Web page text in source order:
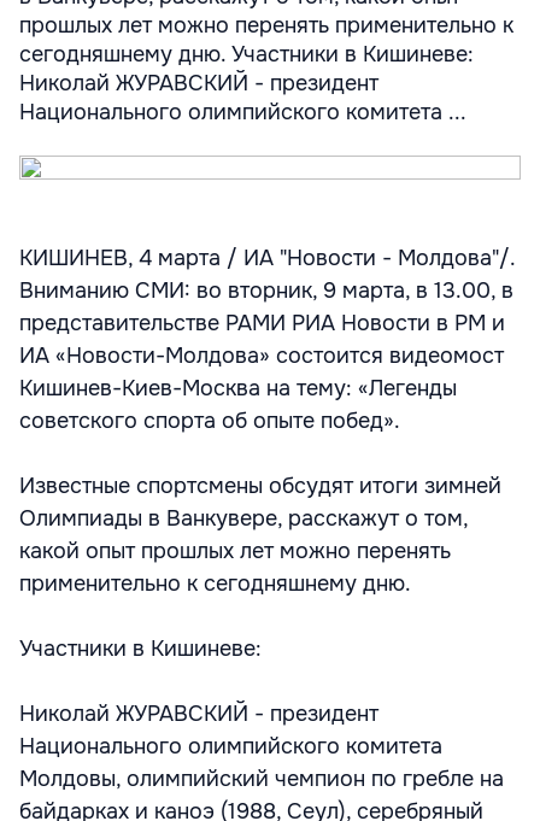
прошлых лет можно перенять применительно к
сегодняшнему дню. Участники в Кишиневе:
Николай ЖУРАВСКИЙ - президент
Национального олимпийского комитета ...
КИШИНЕВ, 4 марта / ИА "Новости - Молдова"/.
Вниманию СМИ: во вторник, 9 марта, в 13.00, в
представительстве РАМИ РИА Новости в РМ и
ИА «Новости-Молдова» состоится видеомост
Кишинев-Киев-Москва на тему: «Легенды
советского спорта об опыте побед».
Известные спортсмены обсудят итоги зимней
Олимпиады в Ванкувере, расскажут о том,
какой опыт прошлых лет можно перенять
применительно к сегодняшнему дню.
Участники в Кишиневе:
Николай ЖУРАВСКИЙ - президент
Национального олимпийского комитета
Молдовы, олимпийский чемпион по гребле на
байдарках и каноэ (1988, Сеул), серебряный